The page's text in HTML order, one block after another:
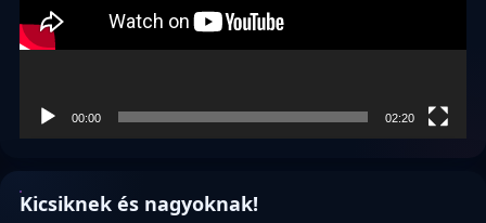
00:00 02:20
Kicsiknek és nagyoknak!